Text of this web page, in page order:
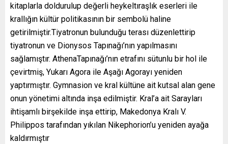
kitaplarla doldurulup değerli heykeltıraşlık eserleri ile
krallığın kültür politikasının bir sembolü haline
getirilmiştir.Tiyatronun bulunduğu terası düzenlettirip
tiyatronun ve Dionysos Tapınağı’nın yapılmasını
sağlamıştır. AthenaTapınağı’nın etrafını sütunlu bir hol ile
çevirtmiş, Yukarı Agora ile Aşağı Agorayı yeniden
yaptırmıştır. Gymnasion ve kral kültüne ait kutsal alan gene
onun yönetimi altında inşa edilmiştir. Kral’a ait Sarayları
ihtişamlı birşekilde inşa ettirip, Makedonya Kralı V.
Philippos tarafından yıkılan Nikephorion’u yeniden ayağa
kaldırmıştır